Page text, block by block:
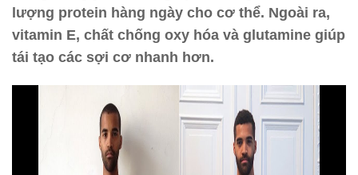
lượng protein hàng ngày cho cơ thể. Ngoài ra,
vitamin E, chất chống oxy hóa và glutamine giúp
tái tạo các sợi cơ nhanh hơn.